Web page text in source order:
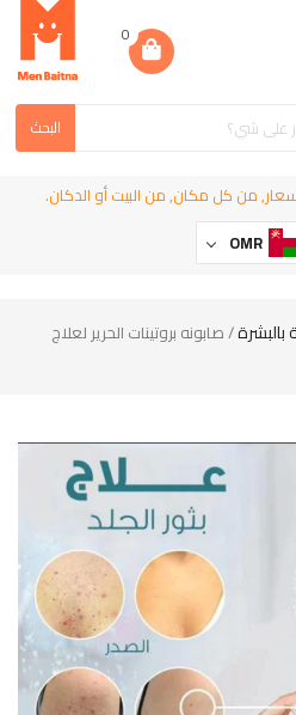
0
البحث
من كل مكان, من البيت أو الدكان.
OMR
بالبشرة/ صابونه بروتينات الحرير لعلاج